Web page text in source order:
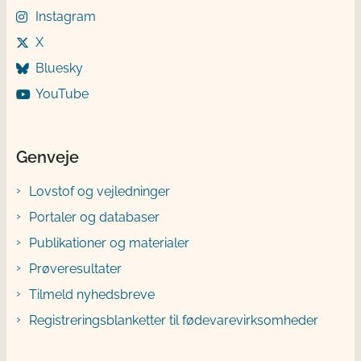
Instagram
X
Bluesky
YouTube
Genveje
Lovstof og vejledninger
Portaler og databaser
Publikationer og materialer
Prøveresultater
Tilmeld nyhedsbreve
Registreringsblanketter til fødevarevirksomheder